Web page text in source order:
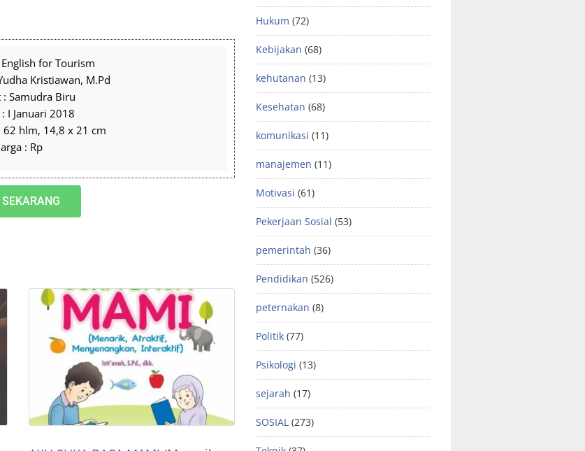
for Tourism
Kristiawan, M.Pd
: Samudra Biru
I Januari 2018
62 hlm, 14,8 x 21 cm
: Rp
Hukum (72)
Kebijakan (68)
kehutanan (13)
Kesehatan (68)
komunikasi (11)
manajemen (11)
Motivasi (61)
Pekerjaan Sosial (53)
pemerintah (36)
Pendidikan (526)
peternakan (8)
Politik (77)
Psikologi (13)
sejarah (17)
SOSIAL (273)